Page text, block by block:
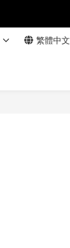
繁體中文